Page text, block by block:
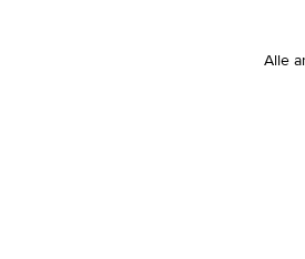
Alle